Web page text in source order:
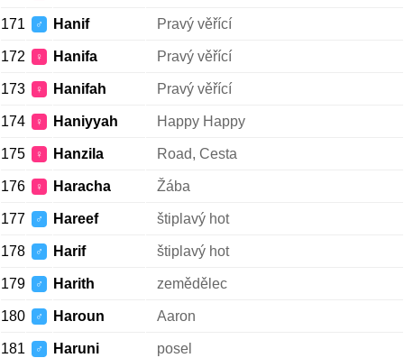
171 ♂ Hanif Pravý věřící
172 ♀ Hanifa Pravý věřící
173 ♀ Hanifah Pravý věřící
174 ♀ Haniyyah Happy Happy
175 ♀ Hanzila Road, Cesta
176 ♀ Haracha Žába
177 ♂ Hareef štiplavý hot
178 ♂ Harif štiplavý hot
179 ♂ Harith zemědělec
180 ♂ Haroun Aaron
181 ♂ Haruni posel